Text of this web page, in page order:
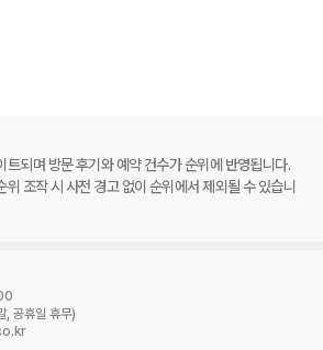
트되며 방문 후기와 예약 건수가 순위에 반영됩니다.
위 조작 시 사전 경고 없이 순위에서 제외될 수 있습니
공휴일 휴무)